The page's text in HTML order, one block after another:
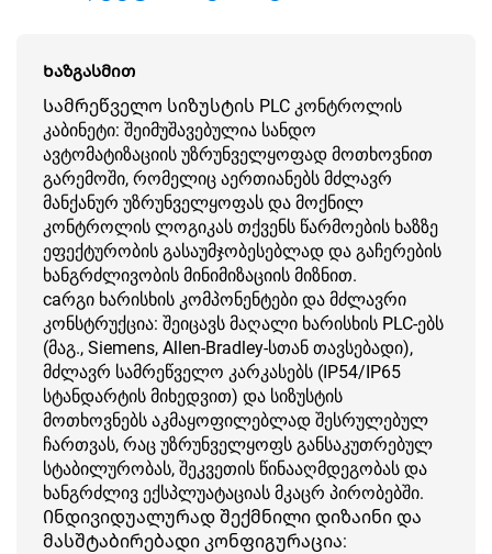
Ხაზგასმით
Სამრეწველო სიზუსტის PLC კონტროლის
კაბინეტი: შეიმუშავებულია სანდო
ავტომატიზაციის უზრუნველყოფად მოთხოვნით
გარემოში, რომელიც აერთიანებს მძლავრ
მანქანურ უზრუნველყოფას და მოქნილ
კონტროლის ლოგიკას თქვენს წარმოების ხაზზე
ეფექტურობის გასაუმჯობესებლად და გაჩერების
ხანგრძლივობის მინიმიზაციის მიზნით.
caრგი ხარისხის კომპონენტები და მძლავრი
კონსტრუქცია: შეიცავს მაღალი ხარისხის PLC-ებს
(მაგ., Siemens, Allen-Bradley-სთან თავსებადი),
მძლავრ სამრეწველო კარკასებს (IP54/IP65
სტანდარტის მიხედვით) და სიზუსტის
მოთხოვნებს აკმაყოფილებლად შესრულებულ
ჩართვას, რაც უზრუნველყოფს განსაკუთრებულ
სტაბილურობას, შეკვეთის წინააღმდეგობას და
ხანგრძლივ ექსპლუატაციას მკაცრ პირობებში.
Ინდივიდუალურად შექმნილი დიზაინი და
მასშტაბირებადი კონფიგურაცია: